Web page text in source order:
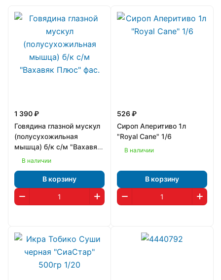
1 390 ₽
Говядина глазной мускул
(полусухожильная
мышца) б/к с/м "Вахавяк
Плюс" фас.
В наличии
В корзину
526 ₽
Сироп Аперитиво 1л
"Royal Cane" 1/6
В наличии
В корзину